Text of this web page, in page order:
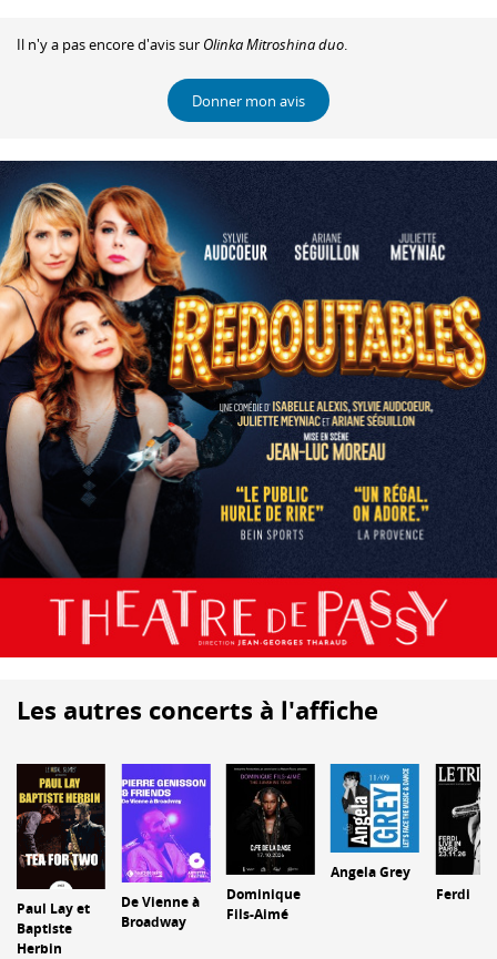
Il n'y a pas encore d'avis sur Olinka Mitroshina duo.
Donner mon avis
Les autres concerts à l'affiche
Paul Lay et
Baptiste
Herbin
De Vienne à
Broadway
Dominique
Fils-Aimé
Angela Grey
Ferdi